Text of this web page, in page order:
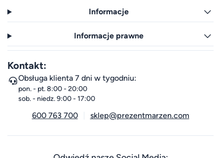
Informacje
Informacje prawne
Kontakt:
Obsługa klienta 7 dni w tygodniu:
pon. - pt. 8:00 - 20:00
sob. - niedz. 9:00 - 17:00
600 763 700 sklep@prezentmarzen.com